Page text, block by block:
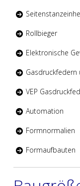
Rollbieger
Elektronische
VEP
Automation
Formnormalien
Formaufbauten